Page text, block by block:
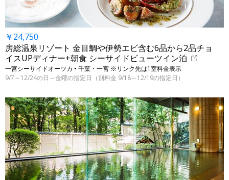
￥24,750
房総温泉リゾート 金目鯛や伊勢エビ含む6品から2品チョ
イスUPディナー+朝食 シーサイドビューツイン泊
一宮シーサイドオーツカ • 千葉・一宮 ※リンク先は1室料金表示
9/7～12/24の日～金曜の指定日（別料金 9/18～12/19の指定日）
←